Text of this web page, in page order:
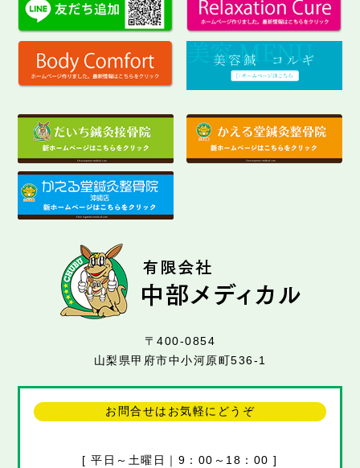
〒400-0854
山梨県甲府市中小河原町536-1
お問合せはお気軽にどうぞ
[ 平日～土曜日｜9：00～18：00 ]